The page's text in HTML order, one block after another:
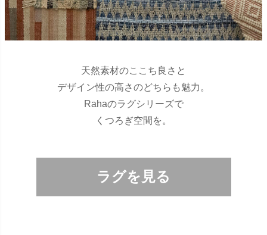
天然素材のここち良さと
デザイン性の高さのどちらも魅力。
Rahaのラグシリーズで
くつろぎ空間を。
ラグを見る